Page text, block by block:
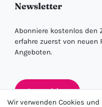
Newsletter
Abonniere kostenlos den
erfahre zuerst von neuen
Angeboten.
Anmelden
Wir verwenden Cookies